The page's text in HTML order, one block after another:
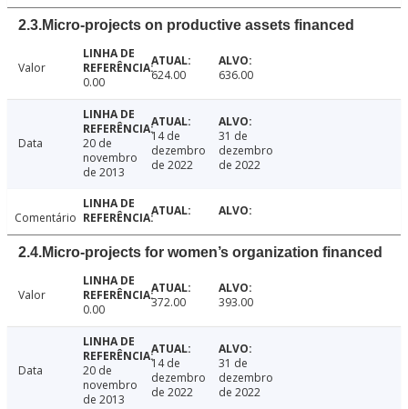
2.3.Micro-projects on productive assets financed
Valor
0.00
624.00 636.00
Data
20 de
novembro
de 2013
14 de
dezembro
de 2022
31 de
dezembro
de 2022
Comentário
2.4.Micro-projects for women’s organization financed
Valor
0.00
372.00 393.00
Data
20 de
novembro
de 2013
14 de
dezembro
de 2022
31 de
dezembro
de 2022